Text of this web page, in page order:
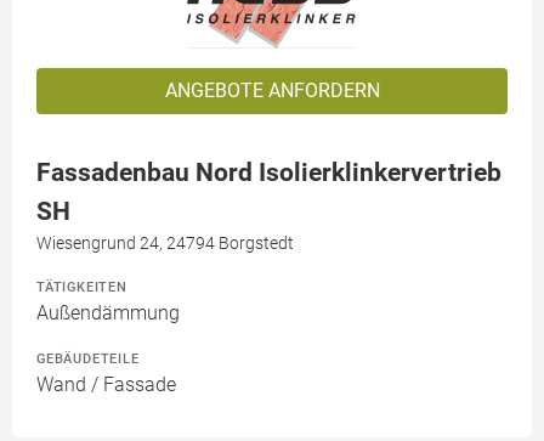
ANGEBOTE ANFORDERN
Fassadenbau Nord Isolierklinkervertrieb
SH
Wiesengrund 24, 24794 Borgstedt
TÄTIGKEITEN
Außendämmung
GEBÄUDETEILE
Wand / Fassade